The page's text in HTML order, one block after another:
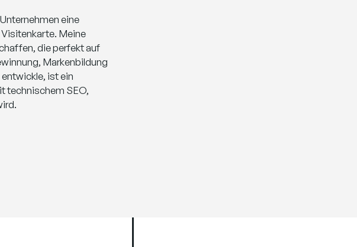
eine
Meine
die perfekt auf
Markenbildung
ist ein
technischem SEO,